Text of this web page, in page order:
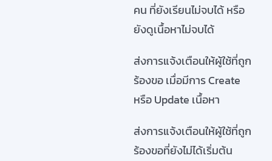
คน ที่ยังเรียนไม่จบได้ หรือ
ยังดูเนื้อหาไม่จบได้
ส่งการแจ้งเตือนให้ผู้ใช้ที่ถูก
ร้องขอ เมื่อมีการ Create
หรือ Update เนื้อหา
ส่งการแจ้งเตือนให้ผู้ใช้ที่ถูก
ร้องขอที่ยังไม่ได้เริ่มต้น